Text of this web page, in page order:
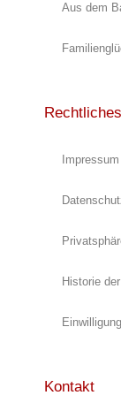
Aus dem
Rechtliches
Impressum
Historie
Kontakt